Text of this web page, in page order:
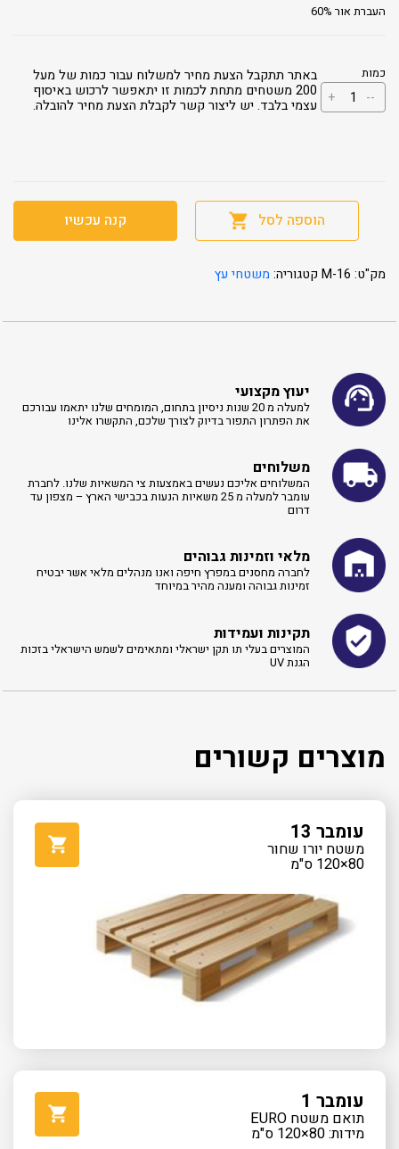
העברת אור 60%
כמות
--
כמות
של
+
באתר תתקבל הצעת מחיר למשלוח עבור כמות של מעל
200 משטחים מתחת לכמות זו יתאפשר לרכוש באיסוף
עצמי בלבד. יש ליצור קשר לקבלת הצעת מחיר להובלה.
הוספה לסל קנה עכשיו
מק"ט: M-16 קטגוריה: משטחי עץ
יעוץ מקצועי
למעלה מ 20 שנות ניסיון בתחום, המומחים שלנו יתאמו עבורכם
את הפתרון התפור בדיוק לצורך שלכם, התקשרו אלינו ​
משלוחים
המשלוחים אליכם נעשים באמצעות צי המשאיות שלנו. לחברת
עומבר למעלה מ 25 משאיות הנעות בכבישי הארץ – מצפון עד
דרום
מלאי וזמינות גבוהים
לחברה מחסנים במפרץ חיפה ואנו מנהלים מלאי אשר יבטיח
זמינות גבוהה ומענה מהיר במיוחד
תקינות ועמידות
המוצרים בעלי תו תקן ישראלי ומתאימים לשמש הישראלי בזכות
הגנת UV
מוצרים קשורים
עומבר 13
משטח יורו שחור
80×120 ס"מ
עומבר 1
תואם משטח EURO
מידות: 80×120 ס"מ